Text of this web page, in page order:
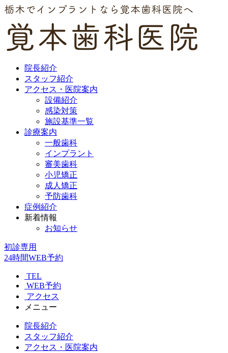
院長紹介
スタッフ紹介
アクセス・医院案内
設備紹介
感染対策
施設基準一覧
診療案内
一般歯科
インプラント
審美歯科
小児矯正
成人矯正
予防歯科
症例紹介
新着情報
お知らせ
初診専用
24時間WEB予約
TEL
WEB予約
アクセス
メニュー
院長紹介
スタッフ紹介
アクセス・医院案内